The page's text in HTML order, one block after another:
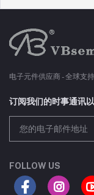
电子元件供应商 - 全球支持
订阅我们的时事通讯
FOLLOW US